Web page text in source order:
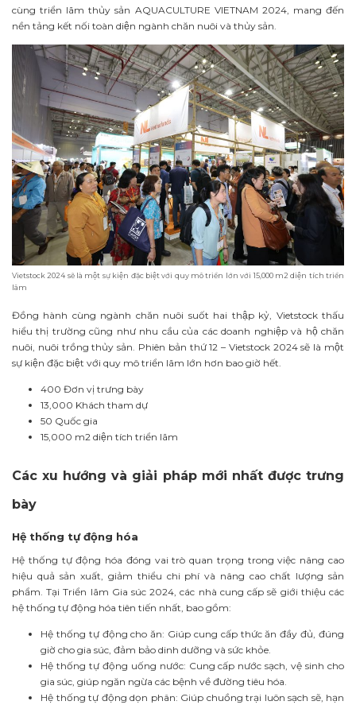
cùng triển lãm thủy sản AQUACULTURE VIETNAM 2024, mang đến
nền tảng kết nối toàn diện ngành chăn nuôi và thủy sản.
Vietstock 2024 sẽ là một sự kiện đặc biệt với quy mô triển lớn với 15,000 m2 diện tích triển
lãm
Đồng hành cùng ngành chăn nuôi suốt hai thập kỷ, Vietstock thấu
hiểu thị trường cũng như nhu cầu của các doanh nghiệp và hộ chăn
nuôi, nuôi trồng thủy sản. Phiên bản thứ 12 – Vietstock 2024 sẽ là một
sự kiện đặc biệt với quy mô triển lãm lớn hơn bao giờ hết.
400 Đơn vị trưng bày
13,000 Khách tham dự
50 Quốc gia
15,000 m2 diện tích triển lãm
Các xu hướng và giải pháp mới nhất được trưng
bày
Hệ thống tự động hóa
Hệ thống tự động hóa đóng vai trò quan trọng trong việc nâng cao
hiệu quả sản xuất, giảm thiểu chi phí và nâng cao chất lượng sản
phẩm. Tại Triển lãm Gia súc 2024, các nhà cung cấp sẽ giới thiệu các
hệ thống tự động hóa tiên tiến nhất, bao gồm:
Hệ thống tự động cho ăn: Giúp cung cấp thức ăn đầy đủ, đúng
giờ cho gia súc, đảm bảo dinh dưỡng và sức khỏe.
Hệ thống tự động uống nước: Cung cấp nước sạch, vệ sinh cho
gia súc, giúp ngăn ngừa các bệnh về đường tiêu hóa.
Hệ thống tự động dọn phân: Giúp chuồng trại luôn sạch sẽ, hạn